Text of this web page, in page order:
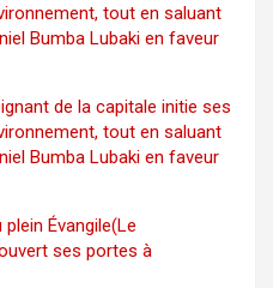
tout en saluant
Bumba Lubaki en faveur
de la capitale initie ses
tout en saluant
Bumba Lubaki en faveur
plein Évangile(Le
ses portes à